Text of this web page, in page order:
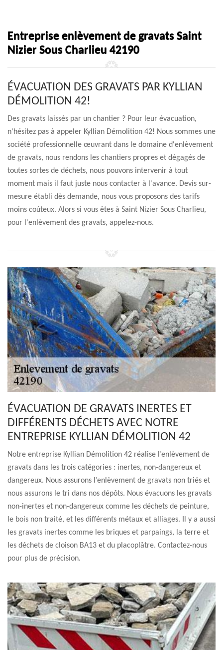
Entreprise enlèvement de gravats Saint
Nizier Sous Charlieu 42190
ÉVACUATION DES GRAVATS PAR KYLLIAN
DÉMOLITION 42!
Des gravats laissés par un chantier ? Pour leur évacuation,
n'hésitez pas à appeler Kyllian Démolition 42! Nous sommes une
société professionnelle œuvrant dans le domaine d'enlèvement
de gravats, nous rendons les chantiers propres et dégagés de
toutes sortes de déchets, nous pouvons intervenir à tout
moment mais il faut juste nous contacter à l'avance. Devis sur-
mesure établi dès demande, nous vous proposons des tarifs
moins coûteux. Alors si vous êtes à Saint Nizier Sous Charlieu,
pour l'enlèvement des gravats, appelez-nous.
ÉVACUATION DE GRAVATS INERTES ET
DIFFÉRENTS DÉCHETS AVEC NOTRE
ENTREPRISE KYLLIAN DÉMOLITION 42
Notre entreprise Kyllian Démolition 42 réalise l’enlèvement de
gravats dans les trois catégories : inertes, non-dangereux et
dangereux. Nous assurons l’enlèvement de gravats non triés et
nous assurons le tri dans nos dépôts. Nous évacuons les gravats
non-inertes et non-dangereux comme les déchets de peinture,
le bois non traité, et les différents métaux et alliages. Il y a aussi
les gravats inertes comme les briques et parpaings, la terre et
les déchets de cloison BA13 et du placoplâtre. Contactez-nous
pour plus de précision.